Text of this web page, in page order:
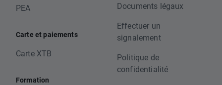
PEA
Carte et paiements
Carte XTB
Formation
Documents légaux
Effectuer un
signalement
Politique de
confidentialité